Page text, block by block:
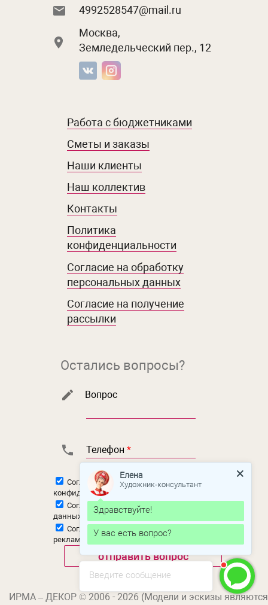
4992528547@mail.ru
Москва,
Земледельческий пер., 12
Работа с бюджетниками
Сметы и заказы
Наши клиенты
Наш коллектив
Контакты
Политика
конфиденциальности
Согласие на обработку
персональных данных
Согласие на получение
рассылки
Остались вопросы?
Вопрос
Телефон *
Согласен сполитикой
конфиденциальности
Согласен на
обработку персональных
данных
Согласен на
получение новостной и
рекламной рассылки
ИРМА – ДЕКОР © 2006 - 2026 (Модели и эскизы являются
Введите сообщение
Елена
Художник-консультант
Здравствуйте!
У вас есть вопрос?